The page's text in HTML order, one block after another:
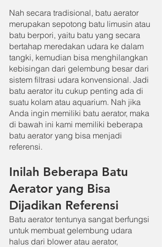
Nah secara tradisional, batu aerator
merupakan sepotong batu limusin atau
batu berpori, yaitu batu yang secara
bertahap meredakan udara ke dalam
tangki, kemudian bisa menghilangkan
kebisingan dari gelembung besar dari
sistem filtrasi udara konvensional. Jadi
batu aerator itu cukup penting ada di
suatu kolam atau aquarium. Nah jika
Anda ingin memiliki batu aerator, maka
di bawah ini kami memiliki beberapa
batu aerator yang bisa menjadi
referensi.
Inilah Beberapa Batu
Aerator yang Bisa
Dijadikan Referensi
Batu aerator tentunya sangat berfungsi
untuk membuat gelembung udara
halus dari blower atau aerator,